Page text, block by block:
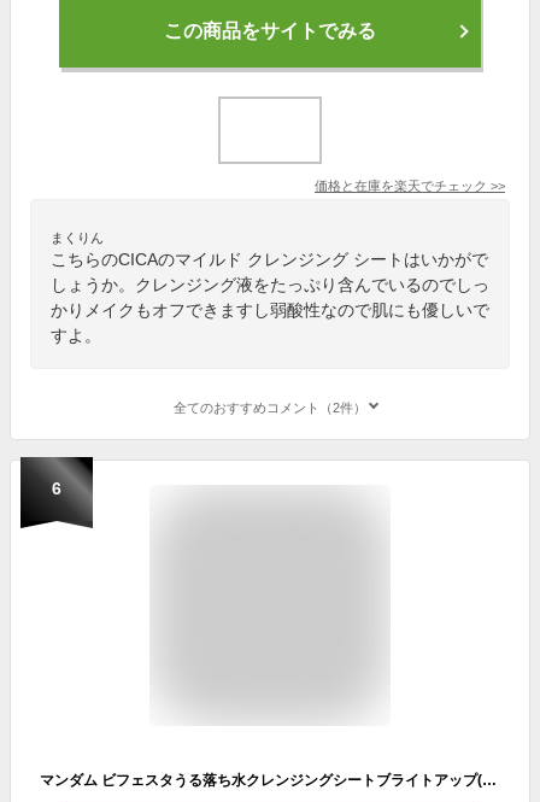
この商品をサイトでみる
価格と在庫を楽天でチェック >>
まくりん
こちらのCICAのマイルド クレンジング シートはいかがで
しょうか。クレンジング液をたっぷり含んでいるのでしっ
かりメイクもオフできますし弱酸性なので肌にも優しいで
すよ。
全てのおすすめコメント（2件）
6
マンダム ビフェスタうる落ち水クレンジングシートブライトアップ(46枚)